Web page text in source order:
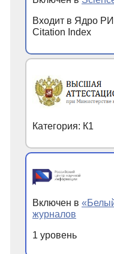
Входит в Ядро
Citation Index
Категория: К1
Включен в
журналов
1 уровень